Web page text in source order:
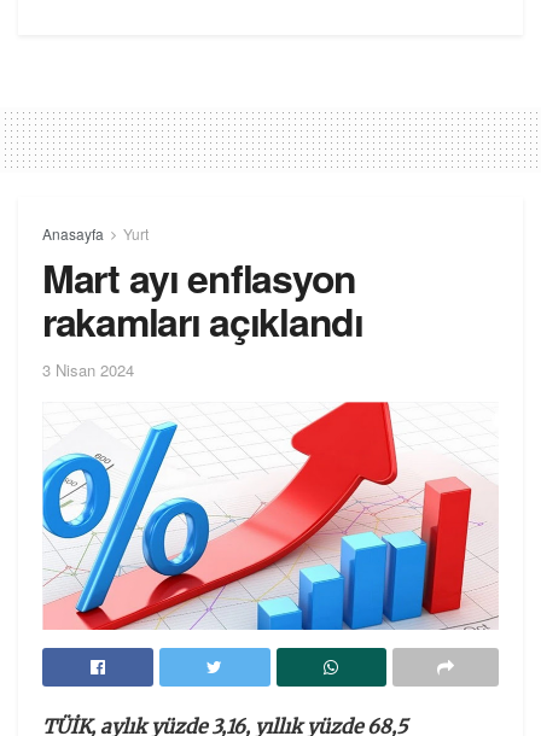
Anasayfa Yurt
Mart ayı enflasyon
rakamları açıklandı
3 Nisan 2024
TÜİK, aylık yüzde 3,16, yıllık yüzde 68,5